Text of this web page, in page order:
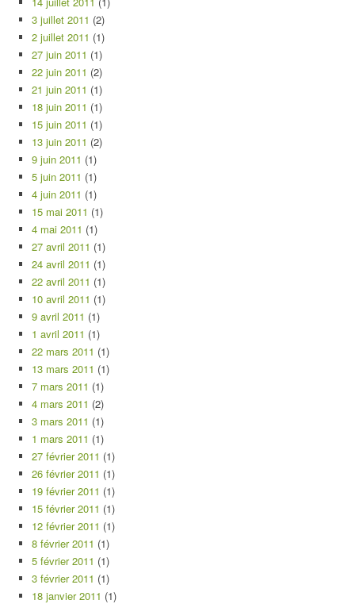
3 juillet 2011 (2)
2 juillet 2011 (1)
27 juin 2011 (1)
22 juin 2011 (2)
21 juin 2011 (1)
18 juin 2011 (1)
15 juin 2011 (1)
13 juin 2011 (2)
9 juin 2011 (1)
5 juin 2011 (1)
4 juin 2011 (1)
15 mai 2011 (1)
4 mai 2011 (1)
27 avril 2011 (1)
24 avril 2011 (1)
22 avril 2011 (1)
10 avril 2011 (1)
9 avril 2011 (1)
1 avril 2011 (1)
22 mars 2011 (1)
13 mars 2011 (1)
7 mars 2011 (1)
4 mars 2011 (2)
3 mars 2011 (1)
1 mars 2011 (1)
27 février 2011 (1)
26 février 2011 (1)
19 février 2011 (1)
15 février 2011 (1)
12 février 2011 (1)
8 février 2011 (1)
5 février 2011 (1)
3 février 2011 (1)
18 janvier 2011 (1)